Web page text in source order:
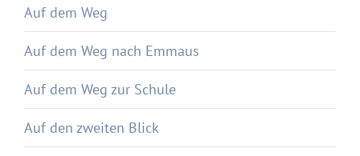
Auf dem Weg
Auf dem Weg nach Emmaus
Auf dem Weg zur Schule
Auf den zweiten Blick